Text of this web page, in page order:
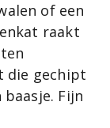
of een
raakt
die gechipt
Fijn